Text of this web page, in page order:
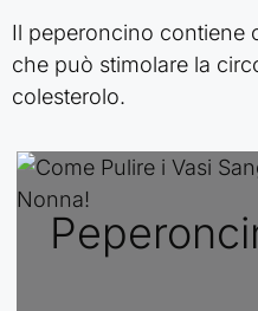
Il peperoncino contiene
che può stimolare la
colesterolo.